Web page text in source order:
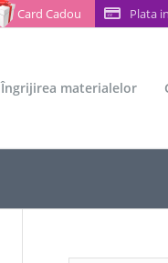
Card Cadou Plata
Îngrijirea materialelor